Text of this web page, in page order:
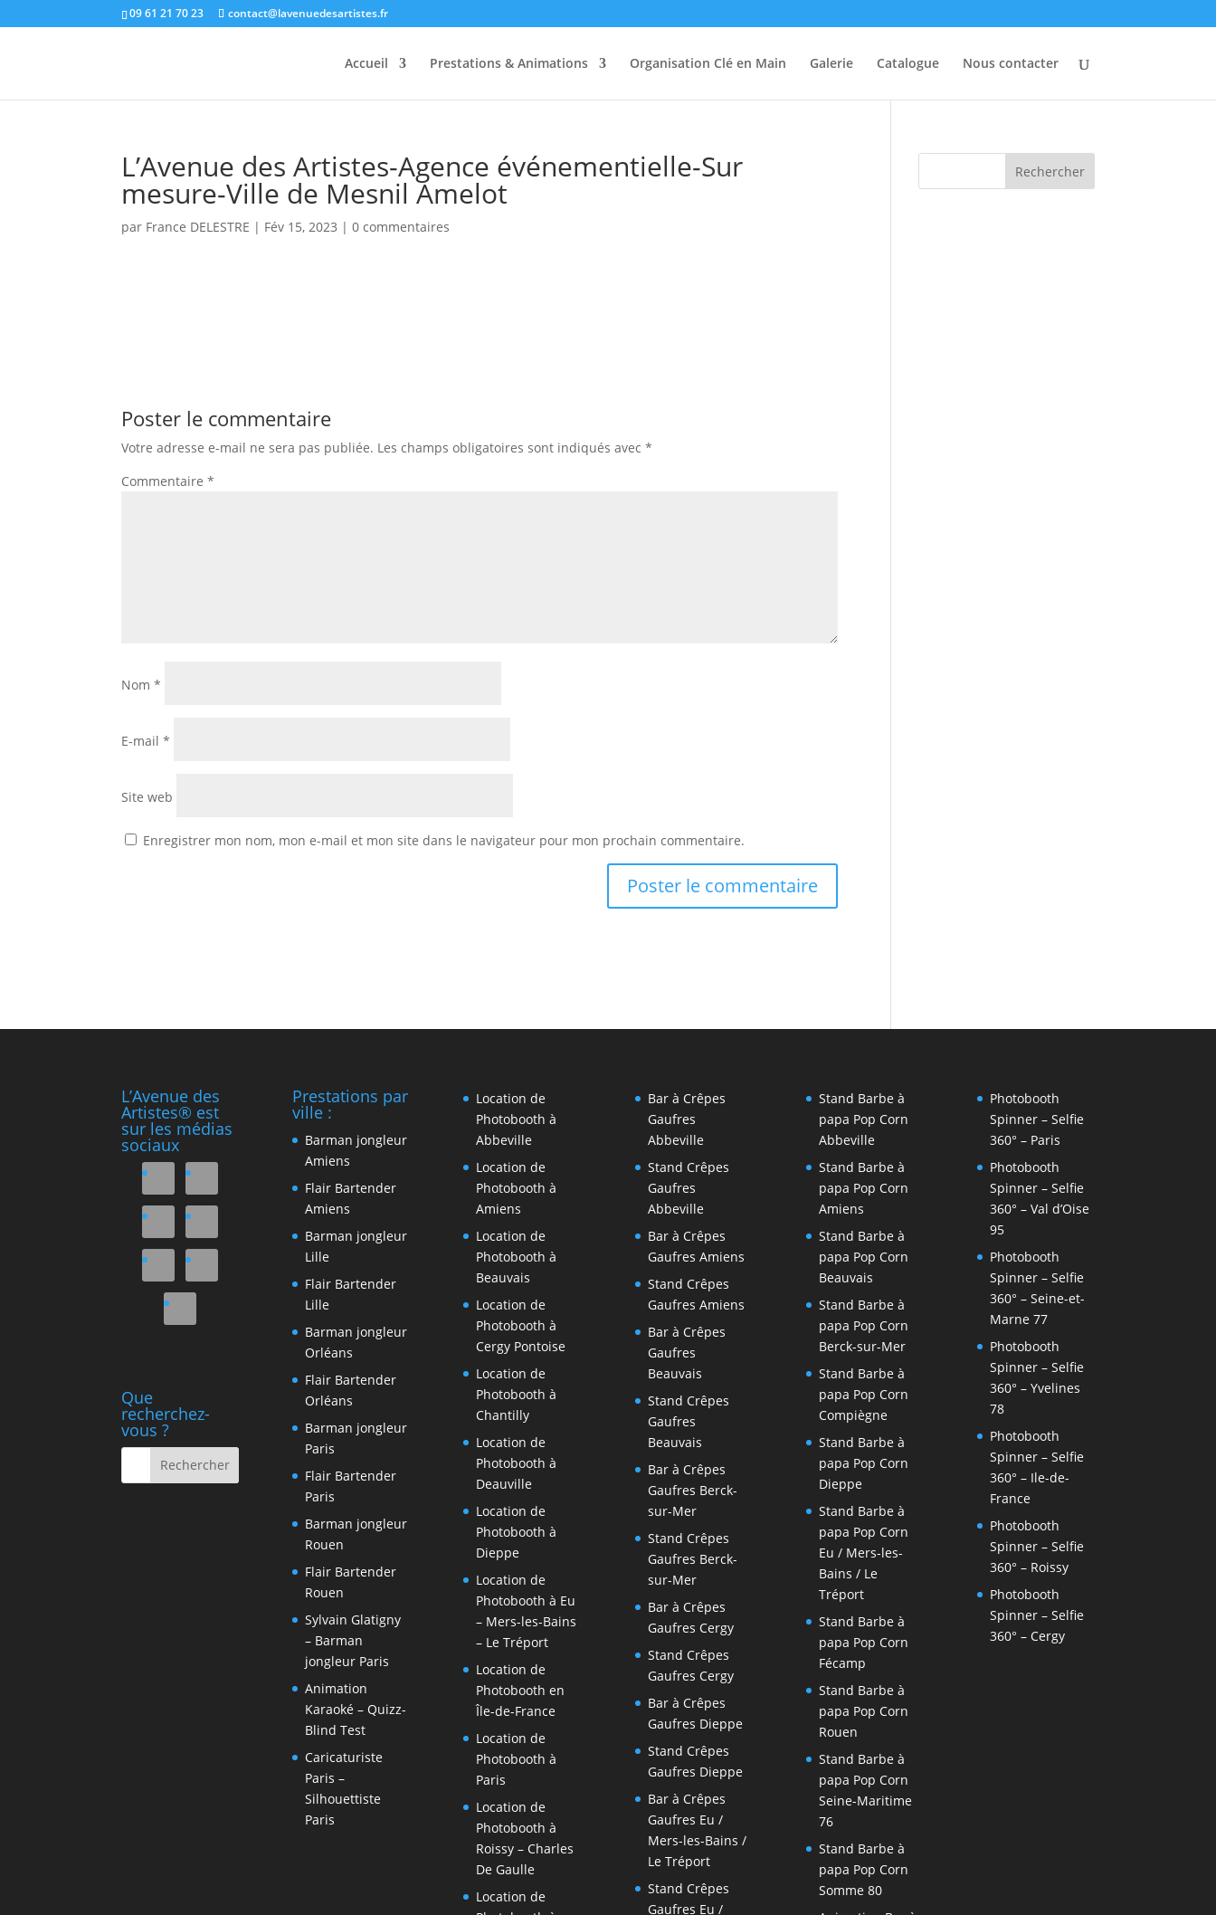
09 61 21 70 23 contact@lavenuedesartistes.fr
Accueil Prestations & Animations Organisation Clé en Main Galerie Catalogue Nous contacter
L’Avenue des Artistes-Agence événementielle-Sur
mesure-Ville de Mesnil Amelot
par France DELESTRE | Fév 15, 2023 |0 commentaires
Poster le commentaire
Votre adresse e-mail ne sera pas publiée. Les champs obligatoires sont indiqués avec*
Commentaire*
Nom*
E-mail*
Site web
Enregistrer mon nom, mon e-mail et mon site dans le navigateur pour mon prochain commentaire.
L’Avenue des
Artistes® est
sur les médias
sociaux
Que
recherchez-
vous ?
Prestations par
ville :
Barman jongleur
Amiens
Flair Bartender
Amiens
Barman jongleur
Lille
Flair Bartender
Lille
Barman jongleur
Orléans
Flair Bartender
Orléans
Barman jongleur
Paris
Flair Bartender
Paris
Barman jongleur
Rouen
Flair Bartender
Rouen
Sylvain Glatigny
– Barman
jongleur Paris
Animation
Karaoké – Quizz-
Blind Test
Caricaturiste
Paris –
Silhouettiste
Paris
Location de
Photobooth à
Abbeville
Location de
Photobooth à
Amiens
Location de
Photobooth à
Beauvais
Location de
Photobooth à
Cergy Pontoise
Location de
Photobooth à
Chantilly
Location de
Photobooth à
Deauville
Location de
Photobooth à
Dieppe
Location de
Photobooth à Eu
– Mers-les-Bains
– Le Tréport
Location de
Photobooth en
Île-de-France
Location de
Photobooth à
Paris
Location de
Photobooth à
Roissy – Charles
De Gaulle
Location de
Bar à Crêpes
Gaufres
Abbeville
Stand Crêpes
Gaufres
Abbeville
Bar à Crêpes
Gaufres Amiens
Stand Crêpes
Gaufres Amiens
Bar à Crêpes
Gaufres
Beauvais
Stand Crêpes
Gaufres
Beauvais
Bar à Crêpes
Gaufres Berck-
sur-Mer
Stand Crêpes
Gaufres Berck-
sur-Mer
Bar à Crêpes
Gaufres Cergy
Stand Crêpes
Gaufres Cergy
Bar à Crêpes
Gaufres Dieppe
Stand Crêpes
Gaufres Dieppe
Bar à Crêpes
Gaufres Eu /
Mers-les-Bains /
Le Tréport
Stand Crêpes
Gaufres Eu /
Stand Barbe à
papa Pop Corn
Abbeville
Stand Barbe à
papa Pop Corn
Amiens
Stand Barbe à
papa Pop Corn
Beauvais
Stand Barbe à
papa Pop Corn
Berck-sur-Mer
Stand Barbe à
papa Pop Corn
Compiègne
Stand Barbe à
papa Pop Corn
Dieppe
Stand Barbe à
papa Pop Corn
Eu / Mers-les-
Bains / Le
Tréport
Stand Barbe à
papa Pop Corn
Fécamp
Stand Barbe à
papa Pop Corn
Rouen
Stand Barbe à
papa Pop Corn
Seine-Maritime
76
Stand Barbe à
papa Pop Corn
Somme 80
Photobooth
Spinner – Selfie
360° – Paris
Photobooth
Spinner – Selfie
360° – Val d’Oise
95
Photobooth
Spinner – Selfie
360° – Seine-et-
Marne 77
Photobooth
Spinner – Selfie
360° – Yvelines
78
Photobooth
Spinner – Selfie
360° – Ile-de-
France
Photobooth
Spinner – Selfie
360° – Roissy
Photobooth
Spinner – Selfie
360° – Cergy